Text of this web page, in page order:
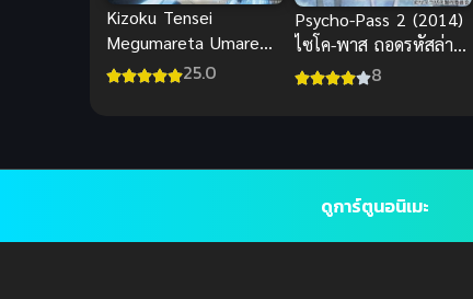
Kizoku Tensei
Megumareta Umare
ซับไทย
25.0
Psycho-Pass 2 (2014)
ไซโค-พาส ถอดรหัสล่า
ภาค 2
8
ดูการ์ตูนอนิเมะ